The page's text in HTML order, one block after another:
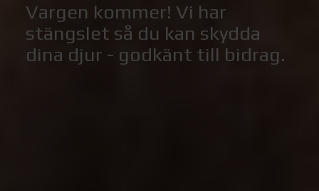
Vargen kommer! Vi har
stängslet så du kan skydda
dina djur - godkänt till bidrag.